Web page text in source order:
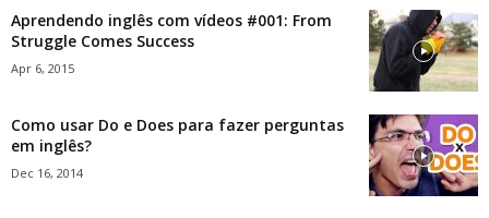
Aprendendo inglês com vídeos #001: From
Struggle Comes Success
Apr 6, 2015
Como usar Do e Does para fazer perguntas
em inglês?
Dec 16, 2014